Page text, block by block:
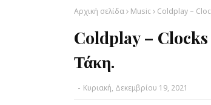
Αρχική σελίδα Music Coldplay –
Coldplay – Clocks
Τάκη.
- Κυριακή, Δεκεμβρίου 19, 2021